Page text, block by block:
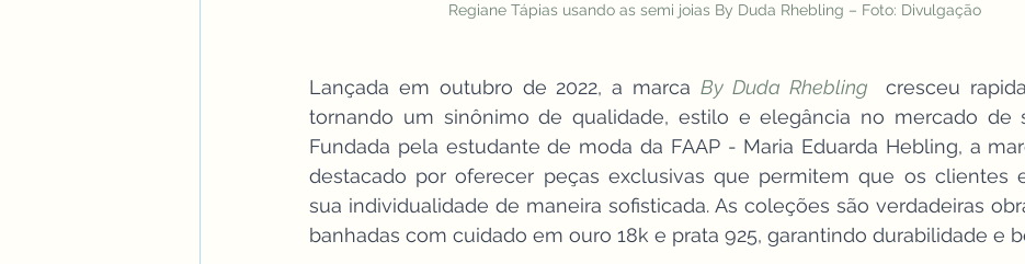
Regiane Tápias usando as semi joias By Duda Rhebling – Foto: Divulgação
Lançada em outubro de 2022, a marca By Duda Rhebling
cresceu
tornando um sinônimo de qualidade, estilo e elegância no mercado de
Fundada pela estudante de moda da FAAP - Maria Eduarda Hebling, a
destacado por oferecer peças exclusivas que permitem que os clientes
sua individualidade de maneira sofisticada. As coleções são verdadeiras
banhadas com cuidado em ouro 18k e prata 925, garantindo durabilidade e